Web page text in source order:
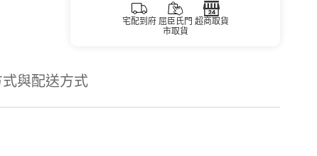
宅配到府 屈臣氏門
市取貨
超商取貨
與配送方式